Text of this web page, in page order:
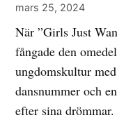
mars 25, 2024
När ”Girls Just
fångade den
ungdomskultur
dansnummer och
efter sina